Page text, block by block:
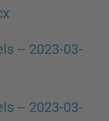
-- 2023-03-
-- 2023-03-